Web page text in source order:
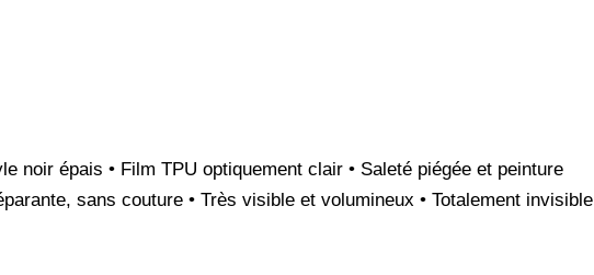
noir épais • Film TPU optiquement clair • Saleté piégée et peinture
sans couture • Très visible et volumineux • Totalement invisible